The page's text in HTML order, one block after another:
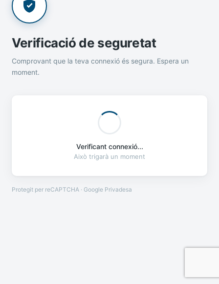
Verificació de seguretat
Comprovant que la teva connexió és segura. Espera un
moment.
Verificant connexió...
Això trigarà un moment
Protegit per reCAPTCHA · Google Privadesa